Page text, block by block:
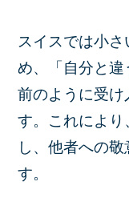
スイスでは小
め、「自分と違
前のように受け
す。これによ
し、他者への
す。